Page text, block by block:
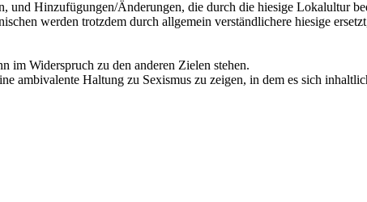
und Hinzufügungen/Änderungen, die durch die hiesige Lokalultur
werden trotzdem durch allgemein verständlichere hiesige
im Widerspruch zu den anderen Zielen stehen.
ambivalente Haltung zu Sexismus zu zeigen, in dem es sich